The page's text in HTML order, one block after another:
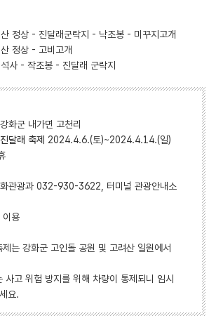
정상 - 진달래군락지 - 낙조봉 - 미꾸지고개
정상 - 고비고개
사 - 작조봉 - 진달래 군락지
화군 내가면 고천리
달래 축제 2024.4.6.(토)~2024.4.14.(일)
관광과 032-930-3622, 터미널 관광안내소
이용
는 강화군 고인돌 공원 및 고려산 일원에서
고 위험 방지를 위해 차량이 통제되니 임시
요.